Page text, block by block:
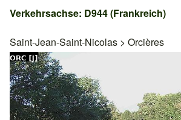
Verkehrsachse: D944 (Frankreich)
Saint-Jean-Saint-Nicolas > Orcières